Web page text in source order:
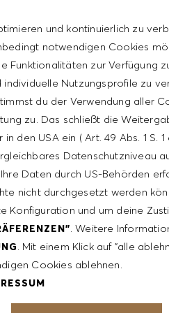
und kontinuierlich zu
notwendigen Cookies
Funktionalitäten zur Verfügung
Nutzungsprofile zu
du der Verwendung aller
zu. Das schließt die
den USA ein ( Art. 49 Abs. 1 S. 1
Datenschutzniveau
Daten durch US-Behörden
nicht durchgesetzt werden
Konfiguration und um deine
. Weitere
. Mit einem Klick auf "alle
Cookies ablehnen.
and a fun working
offers to be made at or
relevant skills, training,
organizational factors are
Our inclusive culture